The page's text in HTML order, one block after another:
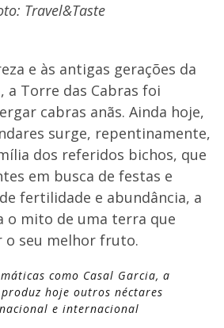
Travel&Taste
e às antigas gerações da
a Torre das Cabras foi
cabras anãs. Ainda hoje,
surge, repentinamente,
dos referidos bichos, que
em busca de festas e
fertilidade e abundância, a
o mito de uma terra que
o seu melhor fruto.
como Casal Garcia, a
hoje outros néctares
e internacional